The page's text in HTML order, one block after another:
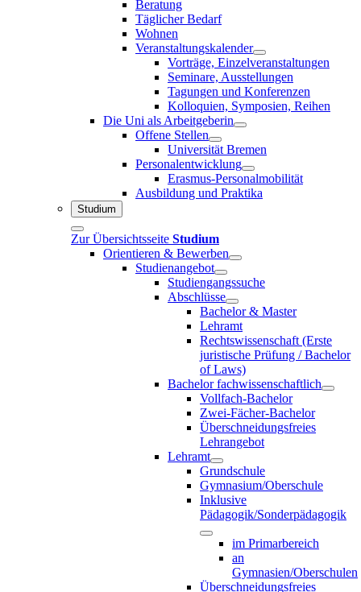
Beratung
Täglicher Bedarf
Wohnen
Veranstaltungskalender
Vorträge, Einzelveranstaltungen
Seminare, Ausstellungen
Tagungen und Konferenzen
Kolloquien, Symposien, Reihen
Die Uni als Arbeitgeberin
Offene Stellen
Universität Bremen
Personalentwicklung
Erasmus-Personalmobilität
Ausbildung und Praktika
Studium
Zur Übersichtsseite Studium
Orientieren & Bewerben
Studienangebot
Studiengangssuche
Abschlüsse
Bachelor & Master
Lehramt
Rechtswissenschaft (Erste
juristische Prüfung / Bachelor
of Laws)
Bachelor fachwissenschaftlich
Vollfach-Bachelor
Zwei-Fächer-Bachelor
Überschneidungsfreies
Lehrangebot
Lehramt
Grundschule
Gymnasium/Oberschule
Inklusive
Pädagogik/Sonderpädagogik
im Primarbereich
an
Gymnasien/Oberschulen
Überschneidungsfreies